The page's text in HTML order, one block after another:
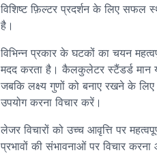
विशिष्ट फ़िल्टर प्रदर्शन के लिए सफल
है।
विभिन्न प्रकार के घटकों का चयन
मदद करता है। कैलकुलेटर स्टैंडर्ड मान
जबकि लक्ष्य गुणों को बनाए रखने के
उपयोग करना विचार करें।
लेजर विचारों को उच्च आवृत्ति पर
प्रभावों की संभावनाओं पर विचार